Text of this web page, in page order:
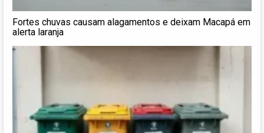
Fortes chuvas causam alagamentos e deixam Macapá em
alerta laranja